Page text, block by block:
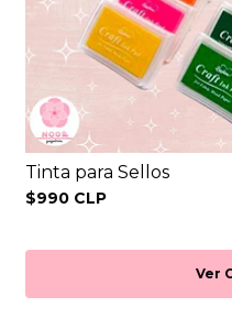
Tinta para Sellos
$990 CLP
Ver